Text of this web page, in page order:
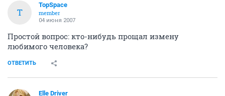
T
TopSpace
member
04 июня 2007
Простой вопрос: кто-нибудь прощал измену
любимого человека?
ОТВЕТИТЬ
Elle Driver